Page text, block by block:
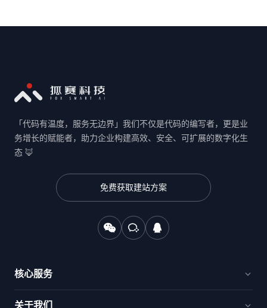
「代码有温度，服务无边界」我们不仅是代码的编写者，更是业
务增长的赋能者，助力企业构建高效、安全、可扩展的数字化生
态 🦊
免费获取建站方案
核心服务
关于我们